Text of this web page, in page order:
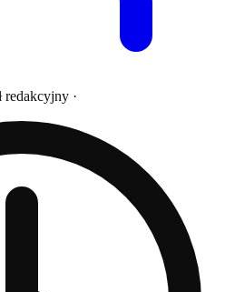
redakcyjny ·